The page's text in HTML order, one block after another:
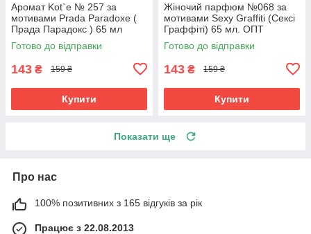
Аромат Kot`e № 257 за
мотивами Prada Paradoxe (
Прада Парадокс ) 65 мл
Готово до відправки
143 ₴ 159 ₴
Купити
Жіночий парфюм №068 за
мотивами Sexy Graffiti (Сексі
Граффіті) 65 мл. ОПТ
Готово до відправки
143 ₴ 159 ₴
Купити
Показати ще
Про нас
100% позитивних з 165 відгуків за рік
Працює з 22.08.2013